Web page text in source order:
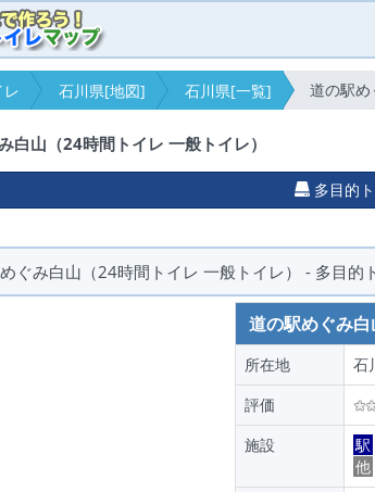
石川県[地図] 石川県[一覧] 道の駅
白山（24時間トイレ 一般トイレ）
多目的
ぐみ白山（24時間トイレ 一般トイレ） - 多目的
道の駅めぐみ白
所在地
石
評価
施設
駅
他